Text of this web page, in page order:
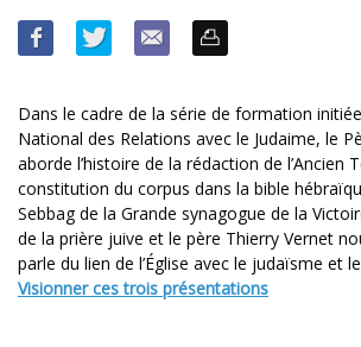
Dans le cadre de la série de formation
National des Relations avec le Judaime, le
aborde l’histoire de la rédaction de l’Ancien
constitution du corpus dans la bible
Sebbag de la Grande synagogue de la
de la prière juive et le père Thierry Vernet
parle du lien de l’Église avec le judaïsme et
Visionner ces trois présentations